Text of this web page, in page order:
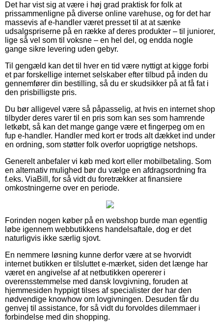
Det har vist sig at være i høj grad praktisk for folk at
prissammenligne på diverse online varehuse, og for det har
massevis af e-handler været presset til at at sænke
udsalgspriserne på en række af deres produkter – til juniorer,
lige så vel som til voksne – en hel del, og endda nogle
gange sikre levering uden gebyr.
Til gengæld kan det til hver en tid være nyttigt at kigge forbi
et par forskellige internet selskaber efter tilbud på inden du
gennemfører din bestilling, så du er skudsikker på at få fat i
den prisbilligste pris.
Du bør alligevel være så påpasselig, at hvis en internet shop
tilbyder deres varer til en pris som kan ses som hamrende
letkøbt, så kan det mange gange være et fingerpeg om en
fup e-handler. Handler med kort er trods alt dækket ind under
en ordning, som støtter folk overfor uoprigtige netshops.
Generelt anbefaler vi køb med kort eller mobilbetaling. Som
en alternativ mulighed bør du vælge en afdragsordning fra
f.eks. ViaBill, for så vidt du foretrækker at finansiere
omkostningerne over en periode.
Forinden nogen køber på en webshop burde man egentlig
løbe igennem webbutikkens handelsaftale, dog er det
naturligvis ikke særlig sjovt.
En nemmere løsning kunne derfor være at se hvorvidt
internet butikken er tilsluttet e-mærket, siden det længe har
været en angivelse af at netbutikken opererer i
overensstemmelse med dansk lovgivning, foruden at
hjemmesiden hyppigt tilses af specialister der har den
nødvendige knowhow om lovgivningen. Desuden får du
genvej til assistance, for så vidt du forvoldes dilemmaer i
forbindelse med din shopping.